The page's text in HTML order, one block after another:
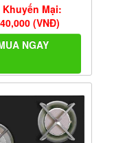
Khuyến Mại:
(VNĐ)
NGAY